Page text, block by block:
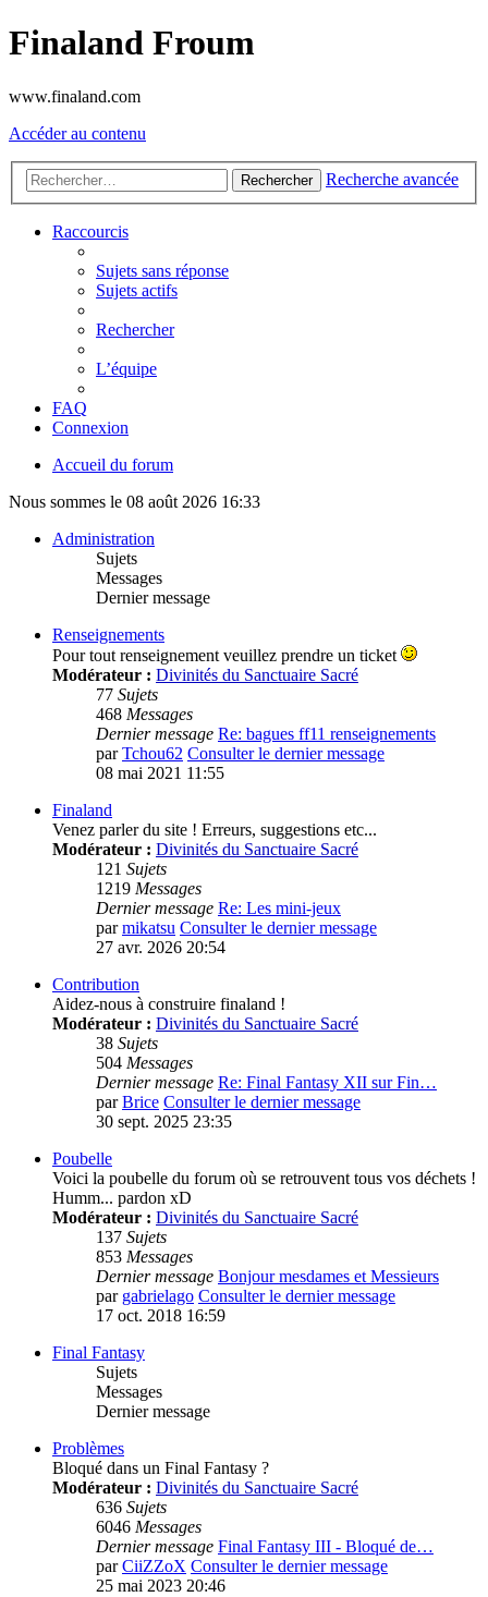
Finaland Froum
www.finaland.com
Accéder au contenu
Rechercher Recherche avancée
Raccourcis
Sujets sans réponse
Sujets actifs
Rechercher
L’équipe
FAQ
Connexion
Accueil du forum
Nous sommes le 08 août 2026 16:33
Administration
Sujets
Messages
Dernier message
Renseignements
Pour tout renseignement veuillez prendre un ticket
Modérateur : Divinités du Sanctuaire Sacré
77 Sujets
468 Messages
Dernier message Re: bagues ff11 renseignements
parTchou62 Consulter le dernier message
08 mai 2021 11:55
Finaland
Venez parler du site ! Erreurs, suggestions etc...
Modérateur : Divinités du Sanctuaire Sacré
121 Sujets
1219 Messages
Dernier message Re: Les mini-jeux
parmikatsu Consulter le dernier message
27 avr. 2026 20:54
Contribution
Aidez-nous à construire finaland !
Modérateur : Divinités du Sanctuaire Sacré
38 Sujets
504 Messages
Dernier message Re: Final Fantasy XII sur Fin…
parBrice Consulter le dernier message
30 sept. 2025 23:35
Poubelle
Voici la poubelle du forum où se retrouvent tous vos déchets !
Humm... pardon xD
Modérateur : Divinités du Sanctuaire Sacré
137 Sujets
853 Messages
Dernier message Bonjour mesdames et Messieurs
par gabrielago Consulter le dernier message
17 oct. 2018 16:59
Final Fantasy
Sujets
Messages
Dernier message
Problèmes
Bloqué dans un Final Fantasy ?
Modérateur : Divinités du Sanctuaire Sacré
636 Sujets
6046 Messages
Dernier message Final Fantasy III - Bloqué de…
parCiiZZoX Consulter le dernier message
25 mai 2023 20:46